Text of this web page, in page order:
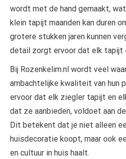
wordt met de hand gemaakt,
klein tapijt maanden kan duren
grotere stukken jaren kunnen
detail zorgt ervoor dat elk tapijt
Bij Rozenkelim.nl wordt veel
ambachtelijke kwaliteit van hun
ervoor dat elk ziegler tapijt en
dat ze aanbieden, voldoet aan
Dit betekent dat je niet alleen
huisdecoratie koopt, maar ook
en cultuur in huis haalt.